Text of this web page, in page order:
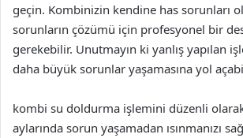
geçin. Kombinizin kendine has sorunları
sorunların çözümü için profesyonel bir
gerekebilir. Unutmayın ki yanlış yapılan
daha büyük sorunlar yaşamasına yol
kombi su doldurma işlemini düzenli
aylarında sorun yaşamadan ısınmanızı